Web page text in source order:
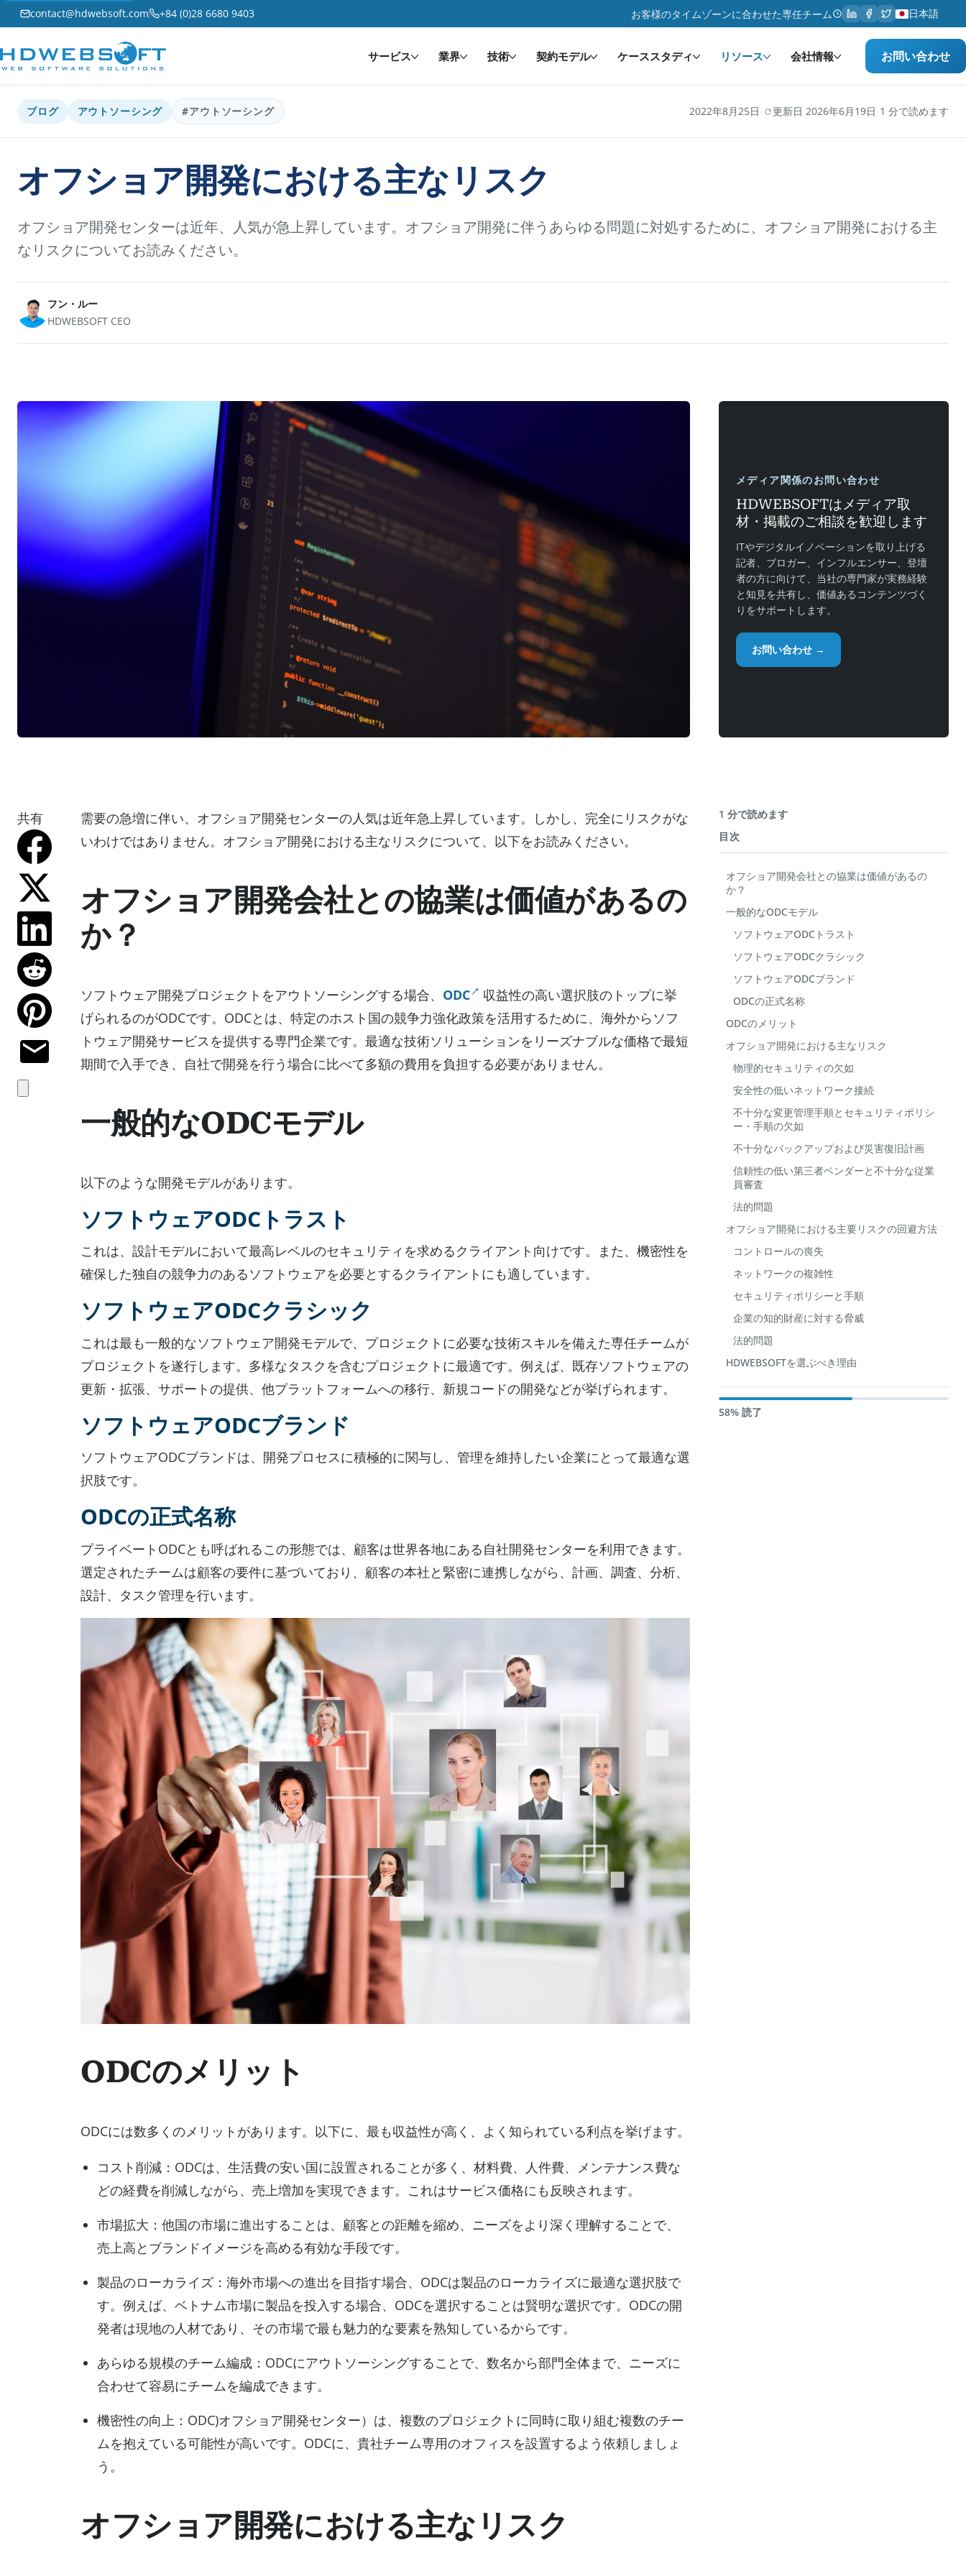
contact@hdwebsoft.com +84 (0)28 6680 9403 お客様のタイムゾーンに合わせた専任チーム 日本語
サービス 業界 技術 契約モデル ケーススタディ リソース 会社情報 お問い合わせ
ブログ アウトソーシング #アウトソーシング 2022年8月25日 · 更新日 2026年6月19日 ·1 分で読めます
オフショア開発における主なリスク
オフショア開発センターは近年、人気が急上昇しています。オフショア開発に伴うあらゆる問題に対処するために、オフショア開発における主
なリスクについてお読みください。
フン・ルー
HDWEBSOFT CEO
メディア関係のお問い合わせ
HDWEBSOFTはメディア取
材・掲載のご相談を歓迎します
ITやデジタルイノベーションを取り上げる
記者、ブロガー、インフルエンサー、登壇
者の方に向けて、当社の専門家が実務経験
と知見を共有し、価値あるコンテンツづく
りをサポートします。
お問い合わせ →
共有
需要の急増に伴い、オフショア開発センターの人気は近年急上昇しています。しかし、完全にリスクがな
いわけではありません。オフショア開発における主なリスクについて、以下をお読みください。
オフショア開発会社との協業は価値があるの
か？
ソフトウェア開発プロジェクトをアウトソーシングする場合、 ODC
収益性の高い選択肢のトップに挙
げられるのがODCです。ODCとは、特定のホスト国の競争力強化政策を活用するために、海外からソフ
トウェア開発サービスを提供する専門企業です。最適な技術ソリューションをリーズナブルな価格で最短
期間で入手でき、自社で開発を行う場合に比べて多額の費用を負担する必要がありません。
一般的なODCモデル
以下のような開発モデルがあります。
ソフトウェアODCトラスト
これは、設計モデルにおいて最高レベルのセキュリティを求めるクライアント向けです。また、機密性を
確保した独自の競争力のあるソフトウェアを必要とするクライアントにも適しています。
ソフトウェアODCクラシック
これは最も一般的なソフトウェア開発モデルで、プロジェクトに必要な技術スキルを備えた専任チームが
プロジェクトを遂行します。多様なタスクを含むプロジェクトに最適です。例えば、既存ソフトウェアの
更新・拡張、サポートの提供、他プラットフォームへの移行、新規コードの開発などが挙げられます。
ソフトウェアODCブランド
ソフトウェアODCブランドは、開発プロセスに積極的に関与し、管理を維持したい企業にとって最適な選
択肢です。
ODCの正式名称
プライベートODCとも呼ばれるこの形態では、顧客は世界各地にある自社開発センターを利用できます。
選定されたチームは顧客の要件に基づいており、顧客の本社と緊密に連携しながら、計画、調査、分析、
設計、タスク管理を行います。
ODCのメリット
ODCには数多くのメリットがあります。以下に、最も収益性が高く、よく知られている利点を挙げます。
コスト削減：ODCは、生活費の安い国に設置されることが多く、材料費、人件費、メンテナンス費な
どの経費を削減しながら、売上増加を実現できます。これはサービス価格にも反映されます。
市場拡大：他国の市場に進出することは、顧客との距離を縮め、ニーズをより深く理解することで、
売上高とブランドイメージを高める有効な手段です。
製品のローカライズ：海外市場への進出を目指す場合、ODCは製品のローカライズに最適な選択肢で
す。例えば、ベトナム市場に製品を投入する場合、ODCを選択することは賢明な選択です。ODCの開
発者は現地の人材であり、その市場で最も魅力的な要素を熟知しているからです。
あらゆる規模のチーム編成：ODCにアウトソーシングすることで、数名から部門全体まで、ニーズに
合わせて容易にチームを編成できます。
機密性の向上：ODC)オフショア開発センター）は、複数のプロジェクトに同時に取り組む複数のチー
ムを抱えている可能性が高いです。ODCに、貴社チーム専用のオフィスを設置するよう依頼しましょ
う。
オフショア開発における主なリスク
1 分で読めます
目次
オフショア開発会社との協業は価値があるの
か？
一般的なODCモデル
ソフトウェアODCトラスト
ソフトウェアODCクラシック
ソフトウェアODCブランド
ODCの正式名称
ODCのメリット
オフショア開発における主なリスク
物理的セキュリティの欠如
安全性の低いネットワーク接続
不十分な変更管理手順とセキュリティポリシ
ー・手順の欠如
不十分なバックアップおよび災害復旧計画
信頼性の低い第三者ベンダーと不十分な従業
員審査
法的問題
オフショア開発における主要リスクの回避方法
コントロールの喪失
ネットワークの複雑性
セキュリティポリシーと手順
企業の知的財産に対する脅威
法的問題
HDWEBSOFTを選ぶべき理由
58% 読了